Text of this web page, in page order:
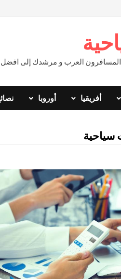
العرب و مرشدك إلى افضل
أفريقيا أوروبا
سياحية